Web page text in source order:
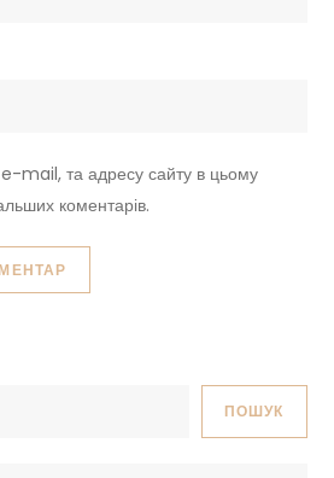
mail, та адресу сайту в цьому
коментарів.
ПОШУК